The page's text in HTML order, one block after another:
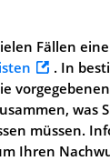
Fällen
. In
was
müssen.
Ihren